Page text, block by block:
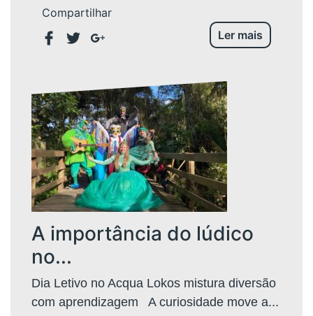
Compartilhar
Ler mais
A importância do lúdico
no...
Dia Letivo no Acqua Lokos mistura diversão
com aprendizagem A curiosidade move a...